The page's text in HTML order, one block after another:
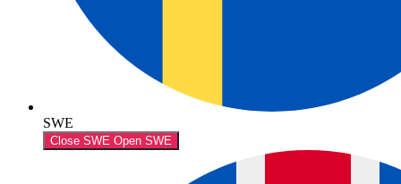
SWE
Close SWE Open SWE